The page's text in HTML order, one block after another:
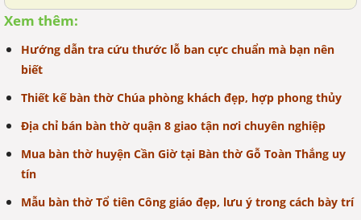
Xem thêm:
Hướng dẫn tra cứu thước lỗ ban cực chuẩn mà bạn nên
biết
Thiết kế bàn thờ Chúa phòng khách đẹp, hợp phong thủy
Địa chỉ bán bàn thờ quận 8 giao tận nơi chuyên nghiệp
Mua bàn thờ huyện Cần Giờ tại Bàn thờ Gỗ Toàn Thắng uy
tín
Mẫu bàn thờ Tổ tiên Công giáo đẹp, lưu ý trong cách bày trí